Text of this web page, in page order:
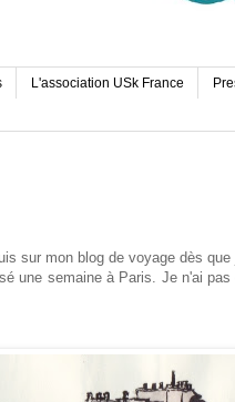
L'association USk France
sur mon blog de voyage dès que
une semaine à Paris. Je n'ai